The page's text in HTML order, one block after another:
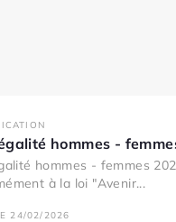
hommes -
hommes - femmes
à la loi "Avenir...
24/02/2026